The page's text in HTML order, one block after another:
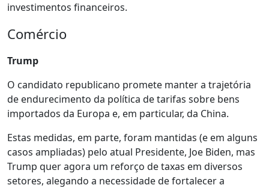
investimentos financeiros.
Comércio
Trump
O candidato republicano promete manter a trajetória
de endurecimento da política de tarifas sobre bens
importados da Europa e, em particular, da China.
Estas medidas, em parte, foram mantidas (e em alguns
casos ampliadas) pelo atual Presidente, Joe Biden, mas
Trump quer agora um reforço de taxas em diversos
setores, alegando a necessidade de fortalecer a